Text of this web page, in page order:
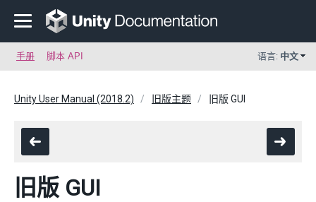
手册 脚本 API 语言: 中文
Unity User Manual (2018.2) 旧版主题 旧版 GUI
旧版 GUI